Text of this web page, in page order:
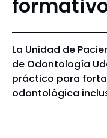
La Unidad de
de Odontología
práctico para
odontológica